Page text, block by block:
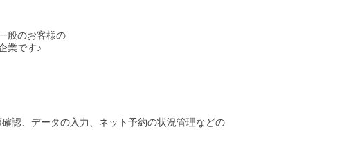
般のお客様の
業です♪
認、データの入力、ネット予約の状況管理などの